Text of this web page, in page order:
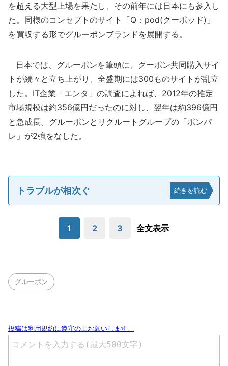
を超える大型上場を果たし、その前年には日本にも参入し
た。同様のコンセプトのサイト「Q：pod(クーポッド)」
を買収する形でグルーポンブランドを展開する。
日本では、グルーポンを筆頭に、クーポン共同購入サイ
トが続々と立ち上がり、全盛期には300ものサイトが乱立
した。IT企業「エンタ」の調査によれば、2012年の推定
市場規模は約356億円だったのに対し、翌年は約396億円
と急成長。グルーポンとリクルートグループの「ポンパ
レ」が2強をなした。
トラブルが相次ぐ 続きを読む
1 2 3 全文表示
グルーポン